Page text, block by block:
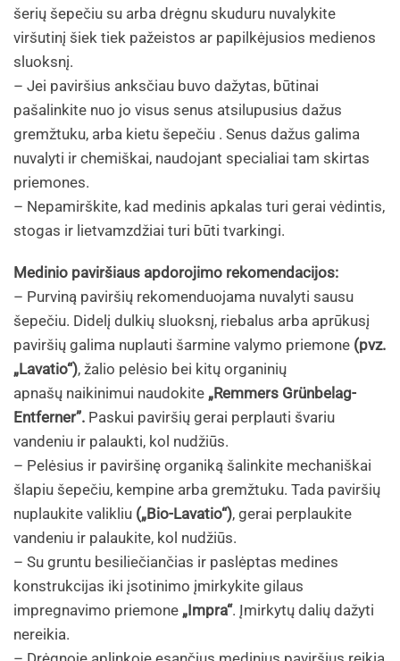
šerių šepečiu su arba drėgnu skuduru nuvalykite
viršutinį šiek tiek pažeistos ar papilkėjusios medienos
sluoksnį.
– Jei paviršius anksčiau buvo dažytas, būtinai
pašalinkite nuo jo visus senus atsilupusius dažus
gremžtuku, arba kietu šepečiu . Senus dažus galima
nuvalyti ir chemiškai, naudojant specialiai tam skirtas
priemones.
– Nepamirškite, kad medinis apkalas turi gerai vėdintis,
stogas ir lietvamzdžiai turi būti tvarkingi.
Medinio paviršiaus apdorojimo rekomendacijos:
– Purviną paviršių rekomenduojama nuvalyti sausu
šepečiu. Didelį dulkių sluoksnį, riebalus arba aprūkusį
paviršių galima nuplauti šarmine valymo priemone (pvz.
„Lavatio“), žalio pelėsio bei kitų organinių
apnašų naikinimui naudokite „Remmers Grünbelag-
Entferner”. Paskui paviršių gerai perplauti švariu
vandeniu ir palaukti, kol nudžiūs.
– Pelėsius ir paviršinę organiką šalinkite mechaniškai
šlapiu šepečiu, kempine arba gremžtuku. Tada paviršių
nuplaukite valikliu („Bio-Lavatio“), gerai perplaukite
vandeniu ir palaukite, kol nudžiūs.
– Su gruntu besiliečiančias ir paslėptas medines
konstrukcijas iki įsotinimo įmirkykite gilaus
impregnavimo priemone „Impra“. Įmirkytų dalių dažyti
nereikia.